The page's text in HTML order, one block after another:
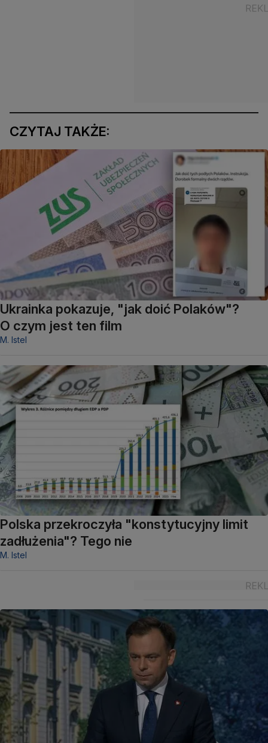
CZYTAJ TAKŻE:
Ukrainka pokazuje, "jak doić Polaków"?
O czym jest ten film
M. Istel
Polska przekroczyła "konstytucyjny limit
zadłużenia"? Tego nie
M. Istel